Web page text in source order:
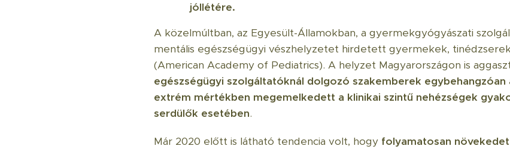
jóllétére.
A közelmúltban, az Egyesült-Államokban, a gyermekgyógyászati
mentális egészségügyi vészhelyzetet hirdetett gyermekek,
(American Academy of Pediatrics). A helyzet Magyarországon is
egészségügyi szolgáltatóknál dolgozó szakemberek
extrém mértékben megemelkedett a klinikai szintű nehézségek
serdülők esetében.
Már 2020 előtt is látható tendencia volt, hogy folyamatosan